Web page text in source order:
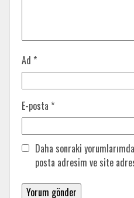
Ad *
E-posta *
Daha sonraki
posta adresim ve site